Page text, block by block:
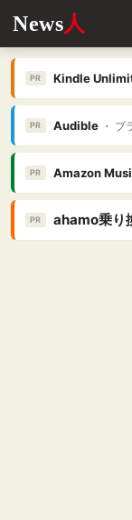
News人
PR Kindle
PR Audible・ プ
PR Amazon
PR ahamo乗り